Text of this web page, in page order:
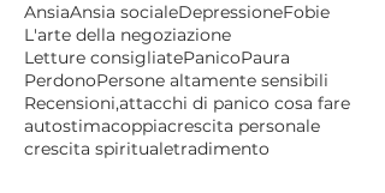
AnsiaAnsia socialeDepressioneFobie
L'arte della negoziazione
Letture consigliatePanicoPaura
PerdonoPersone altamente sensibili
Recensioni,attacchi di panico cosa fare
autostimacoppiacrescita personale
crescita spiritualetradimento